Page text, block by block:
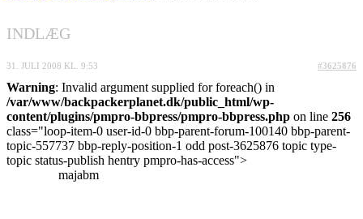
INDLÆG
31. JULI 2008 KL. 9:53 #3625876
Warning: Invalid argument supplied for foreach() in
/var/www/backpackerplanet.dk/public_html/wp-
content/plugins/pmpro-bbpress/pmpro-bbpress.php on line 256
class="loop-item-0 user-id-0 bbp-parent-forum-100140 bbp-parent-
topic-557737 bbp-reply-position-1 odd post-3625876 topic type-
topic status-publish hentry pmpro-has-access">
majabm